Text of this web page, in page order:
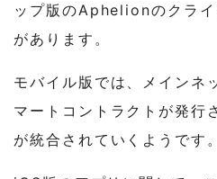
ップ版のAphelionのクラ
があります。
モバイル版では、メイン
マートコントラクトが発行
が統合されていくようです。